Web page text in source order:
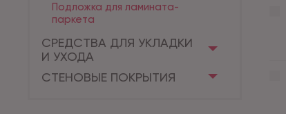
Подложка для ламината-
паркета
СРЕДСТВА ДЛЯ УКЛАДКИ
И УХОДА
СТЕНОВЫЕ ПОКРЫТИЯ